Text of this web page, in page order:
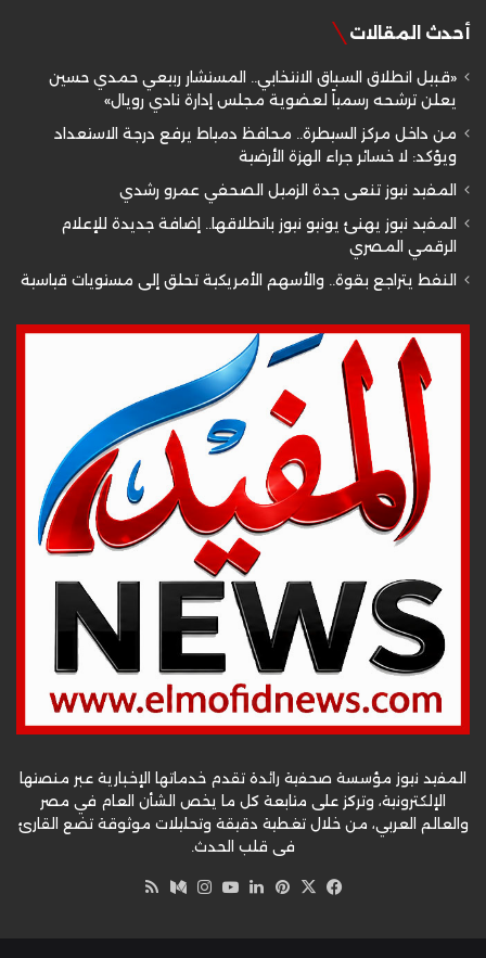
أحدث المقالات
«قبيل انطلاق السباق الانتخابي.. المستشار ربيعي حمدي حسين
يعلن ترشحه رسمياً لعضوية مجلس إدارة نادي رويال»
من داخل مركز السيطرة.. محافظ دمياط يرفع درجة الاستعداد
ويؤكد: لا خسائر جراء الهزة الأرضية
المفيد نيوز تنعى جدة الزميل الصحفي عمرو رشدي
المفيد نيوز يهنئ يونيو نيوز بانطلاقها.. إضافة جديدة للإعلام
الرقمي المصري
النفط يتراجع بقوة.. والأسهم الأمريكية تحلق إلى مستويات قياسية
المفيد نيوز مؤسسة صحفية رائدة تقدم خدماتها الإخبارية عبر منصتها
الإلكترونية، وتركز على متابعة كل ما يخص الشأن العام في مصر
والعالم العربي، من خلال تغطية دقيقة وتحليلات موثوقة تضع القارئ
في قلب الحدث.
فيسبوك
‫X بينتيريست
لينكدإن‫YouTube
انستقرام
وسط